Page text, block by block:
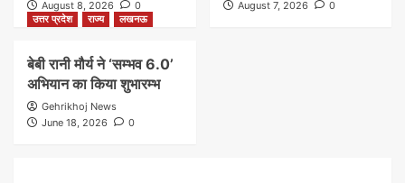
August 8, 2026
0
August 7, 2026
0
उत्तर प्रदेश
राज्य लखनऊ
बेबी रानी मौर्य ने ‘सम्भव 6.0’
अभियान का किया शुभारम्भ
Gehrikhoj News
June 18, 2026
0